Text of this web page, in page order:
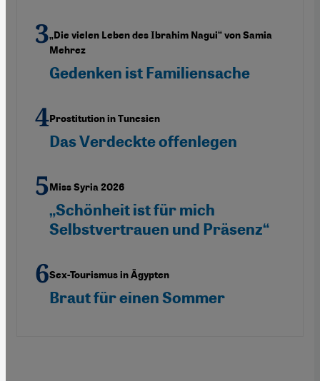
„Die vielen Leben des Ibrahim Nagui“ von Samia
Mehrez
Gedenken ist Familiensache
Prostitution in Tunesien
Das Verdeckte offenlegen
Miss Syria 2026
„Schönheit ist für mich
Selbstvertrauen und Präsenz“
Sex-Tourismus in Ägypten
Braut für einen Sommer